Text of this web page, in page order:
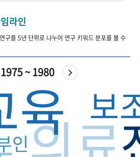
라인
구를 5년 단위로 나누어 연구 키워드 분포를 볼 수
1975 ~ 1980
육 보
인